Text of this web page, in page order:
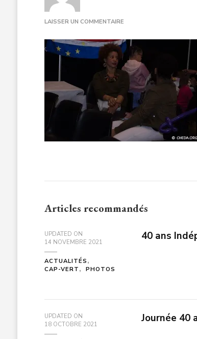
LAISSER UN COMMENTAIRESUR
ASSO
CHEDA
PARIS-
6
Articles recommandés
UPDATED ON
14 NOVEMBRE 2021
ACTUALITÉS
CAP-VERT
PHOTOS
40 ans
UPDATED ON
18 OCTOBRE 2021
Journée 40